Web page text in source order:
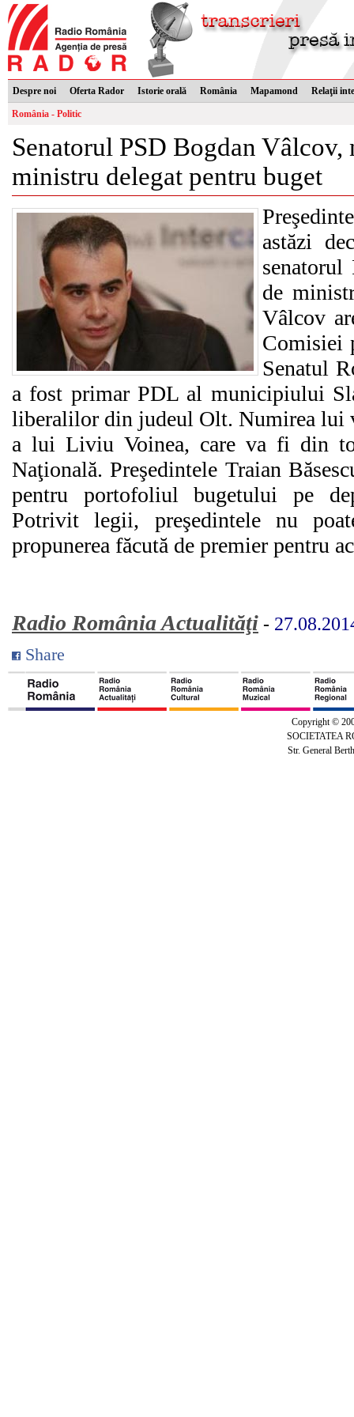
Despre noi Oferta Rador Istorie orală România Mapamond Relaţii
România - Politic
Senatorul PSD Bogdan
ministru delegat pentru buget
astăzi
de
Vâlcov
Comisiei
Senatul
a fost primar PDL al municipiului
liberalilor din judeul Olt. Numirea lui
a lui Liviu Voinea, care va fi din
Naţională. Preşedintele Traian
pentru portofoliul bugetului pe
Potrivit legii, preşedintele nu
propunerea făcută de premier pentru
Radio România Actualităţi -
Share
Copyright ©
SOCIETATEA
Str. General